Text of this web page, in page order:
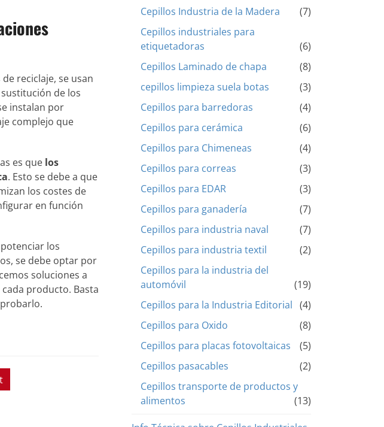
reciclaje, se usan
de los
instalan por
complejo que
es que los
. Esto se debe a que
los costes de
en función
los
se debe optar por
soluciones a
producto. Basta
Cepillos Industria de la Madera
(7)
Cepillos industriales para
etiquetadoras
(6)
Cepillos Laminado de chapa
(8)
cepillos limpieza suela botas
(3)
Cepillos para barredoras
(4)
Cepillos para cerámica
(6)
Cepillos para Chimeneas
(4)
Cepillos para correas
(3)
Cepillos para EDAR
(3)
Cepillos para ganadería
(7)
Cepillos para industria naval
(7)
Cepillos para industria textil
(2)
Cepillos para la industria del
automóvil
(19)
Cepillos para la Industria Editorial (4)
Cepillos para Oxido
(8)
Cepillos para placas fotovoltaicas
(5)
Cepillos pasacables
(2)
Cepillos transporte de productos y
alimentos
(13)